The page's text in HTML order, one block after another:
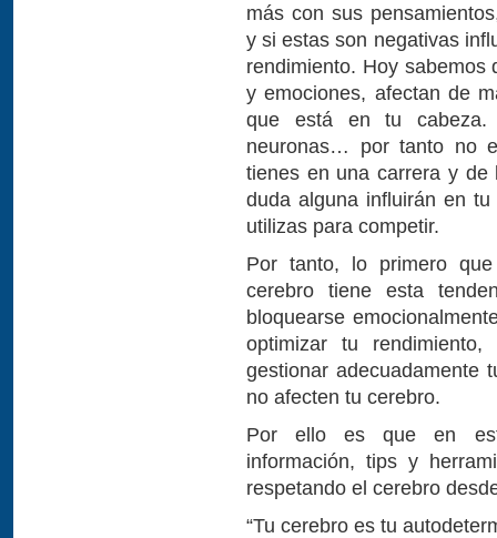
más con sus
y si estas son negativas
rendimiento. Hoy sabemos
y emociones, afectan de
que está en tu cabeza.
neuronas… por tanto no
tienes en una carrera y de
duda alguna influirán en
utilizas para competir.
Por tanto, lo primero
cerebro tiene esta
bloquearse
optimizar tu
gestionar adecuadamente
no afecten tu cerebro.
Por ello es que en
información, tips y
respetando el cerebro
“Tu cerebro es tu